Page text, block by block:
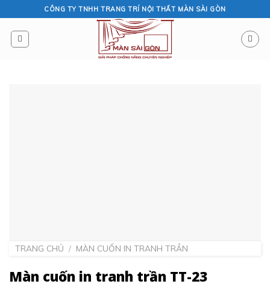
to
content
CÔNG TY TNHH TRANG TRÍ NỘI THẤT MÀN SÀI GÒN
TRANG CHỦ / MÀN CUỐN IN TRANH TRẦN
Màn cuốn in tranh trần TT-23